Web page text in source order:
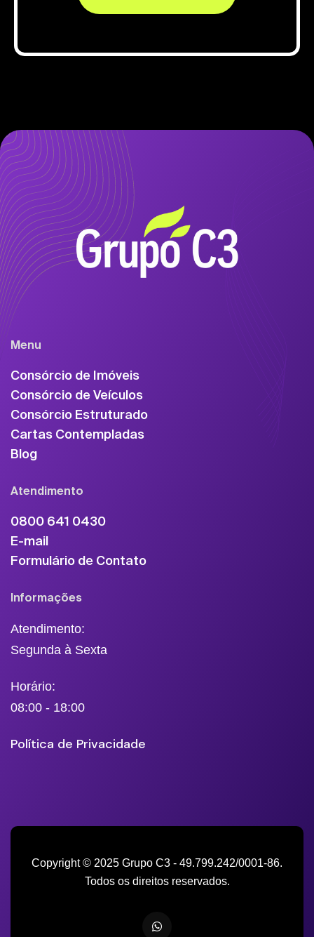
Menu
Consórcio de Imóveis
Consórcio de Veículos
Consórcio Estruturado
Cartas Contempladas
Blog
Atendimento
0800 641 0430
E-mail
Formulário de Contato
Informações
Atendimento:
Segunda à Sexta
Horário:
08:00 - 18:00
Política de Privacidade
Copyright © 2025 Grupo C3 - 49.799.242/0001-86.
Todos os direitos reservados.